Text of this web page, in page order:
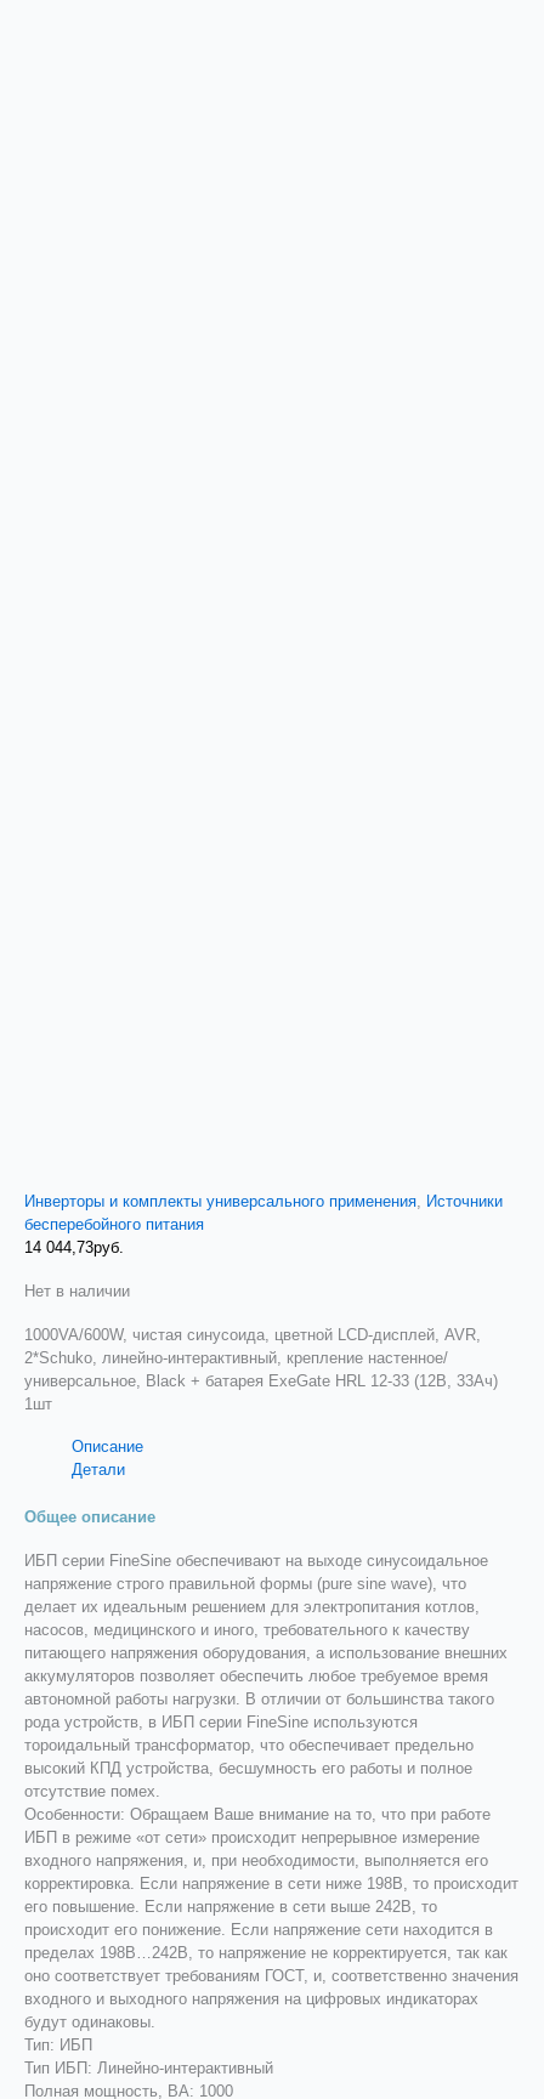
Инверторы и комплекты универсального применения Источники
бесперебойного питания
14 044,73руб.
Нет в наличии
1000VA/600W, чистая синусоида, цветной LCD-дисплей, AVR,
2*Schuko, линейно-интерактивный, крепление настенное/
универсальное, Black + батарея ExeGate HRL 12-33 (12В, 33Ач)
1шт
Описание
Детали
Общее описание
ИБП серии FineSine обеспечивают на выходе синусоидальное
напряжение строго правильной формы (pure sine wave), что
делает их идеальным решением для электропитания котлов,
насосов, медицинского и иного, требовательного к качеству
питающего напряжения оборудования, а использование внешних
аккумуляторов позволяет обеспечить любое требуемое время
автономной работы нагрузки. В отличии от большинства такого
рода устройств, в ИБП серии FineSine используются
тороидальный трансформатор, что обеспечивает предельно
высокий КПД устройства, бесшумность его работы и полное
отсутствие помех.
Особенности: Обращаем Ваше внимание на то, что при работе
ИБП в режиме «от сети» происходит непрерывное измерение
входного напряжения, и, при необходимости, выполняется его
корректировка. Если напряжение в сети ниже 198В, то происходит
его повышение. Если напряжение в сети выше 242В, то
происходит его понижение. Если напряжение сети находится в
пределах 198В…242В, то напряжение не корректируется, так как
оно соответствует требованиям ГОСТ, и, соответственно значения
входного и выходного напряжения на цифровых индикаторах
будут одинаковы.
Тип: ИБП
Тип ИБП: Линейно-интерaктивный
Полная мощность, ВА: 1000